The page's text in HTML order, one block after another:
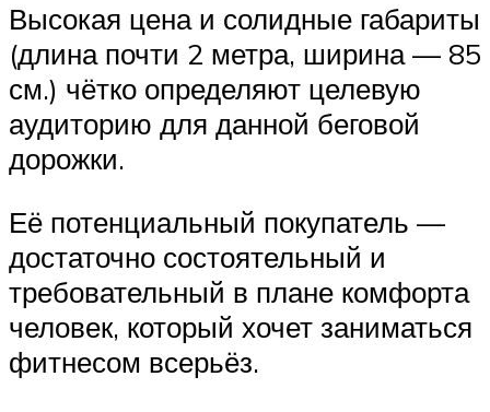
Высокая цена и солидные габариты
(длина почти 2 метра, ширина — 85
см.) чётко определяют целевую
аудиторию для данной беговой
дорожки.
Её потенциальный покупатель —
достаточно состоятельный и
требовательный в плане комфорта
человек, который хочет заниматься
фитнесом всерьёз.